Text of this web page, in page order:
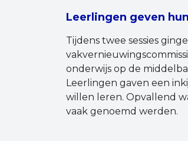
Leerlingen geven
Tijdens twee sessies
onderwijs op de
Leerlingen gaven een
willen leren. Opvallend
vaak genoemd werden.